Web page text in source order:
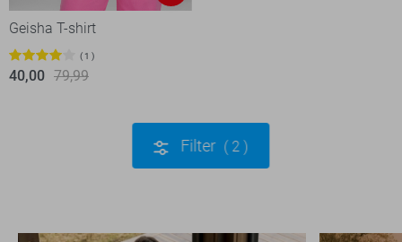
Geisha T-shirt
1
40,00 79,99
Filter 2